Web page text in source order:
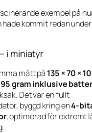
exempel på
kommit redan
i miniatyr
mått på 135 × 70 ×
95 gram inklusive
Det var en fullt
byggd kring en4-
, optimerad för extremt